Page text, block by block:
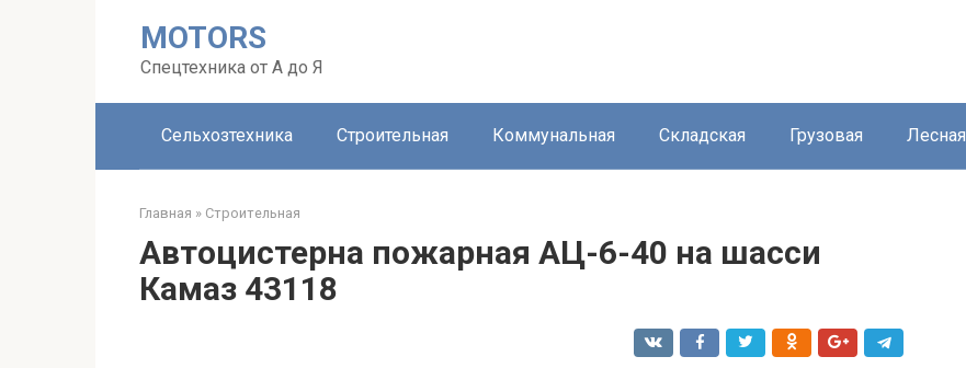
MOTORS
Спецтехника от А до Я
Сельхозтехника Строительная Коммунальная Складская Грузовая Лесная
Главная » Строительная
Автоцистерна пожарная АЦ-6-40 на шасси
Камаз 43118